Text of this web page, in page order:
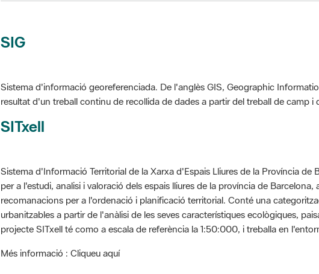
SIG
Sistema d'informació georeferenciada. De l'anglès GIS, Geographic
resultat d'un treball continu de recollida de dades a partir del treball de camp i
SITxell
Sistema d'Informació Territorial de la Xarxa d'Espais Lliures de la Província de
per a l'estudi, analisi i valoració dels espais lliures de la província de
recomanacions per a l'ordenació i planificació territorial. Conté una
urbanitzables a partir de l'anàlisi de les seves característiques ecològiques,
projecte SITxell té como a escala de referència la 1:50:000, i treballa en
Més informació : Cliqueu aquí